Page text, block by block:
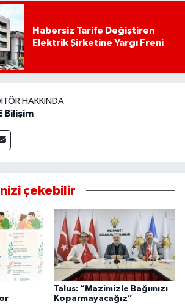
Habersiz Tarife Değiştiren
Elektrik Şirketine Yargı Freni
HAKKINDA
Bilişim
çekebilir
Talus: “Mazimizle Bağımızı
Koparmayacağız”